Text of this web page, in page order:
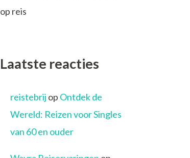
op reis
Laatste reacties
reistebrij op Ontdek de
Wereld: Reizen voor Singles
van 60 en ouder